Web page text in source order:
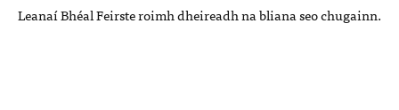
Leanaí Bhéal Feirste roimh dheireadh na bliana seo chugainn.